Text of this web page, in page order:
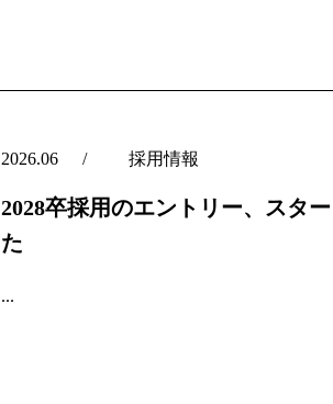
2026.06 採用情報
2028卒採用のエントリー、スタ
た
...